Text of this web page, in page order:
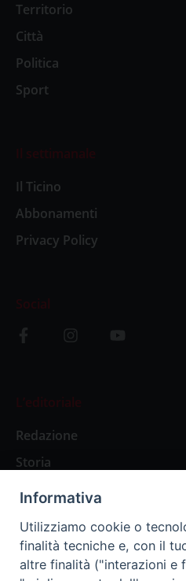
Territorio
Città
Politica
Sport
Il settimanale
Il Ticino
Abbonamenti
Privacy Policy
Social
L’editoriale
Redazione
Storia
Abbonamenti
Abbonamento Annuale
Informativa
Utilizziamo cookie o
finalità tecniche e, con il
altre finalità ("interazioni e